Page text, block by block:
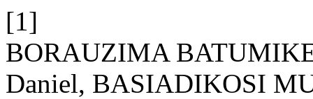
[1]
BORAUZIMA
Daniel, BASIADIKOSI